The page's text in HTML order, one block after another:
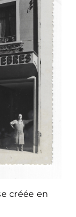
créée en